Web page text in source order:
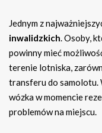
Jednym z
inwalidzkich. Osoby,
powinny mieć
terenie lotniska,
transferu do samolotu.
wózka w momencie
problemów na miejscu.